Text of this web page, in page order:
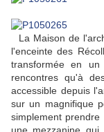
La Maison de
l'enceinte des
transformée en
rencontres qu'à
accessible depuis
sur un magnifique
simplement